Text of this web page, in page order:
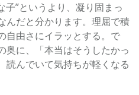
子”というより、凝り固まっ
んだと分かります。理屈で積
自由さにイラッとする。で
奥に、「本当はそうしたかっ
読んでいて気持ちが軽くなる